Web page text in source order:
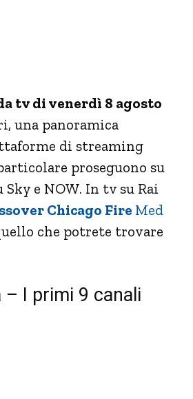
tv di venerdì 8 agosto
una panoramica
di streaming
proseguono su
Sky e NOW. In tv su Rai
Chicago Fire Med
che potrete trovare
– I primi 9 canali